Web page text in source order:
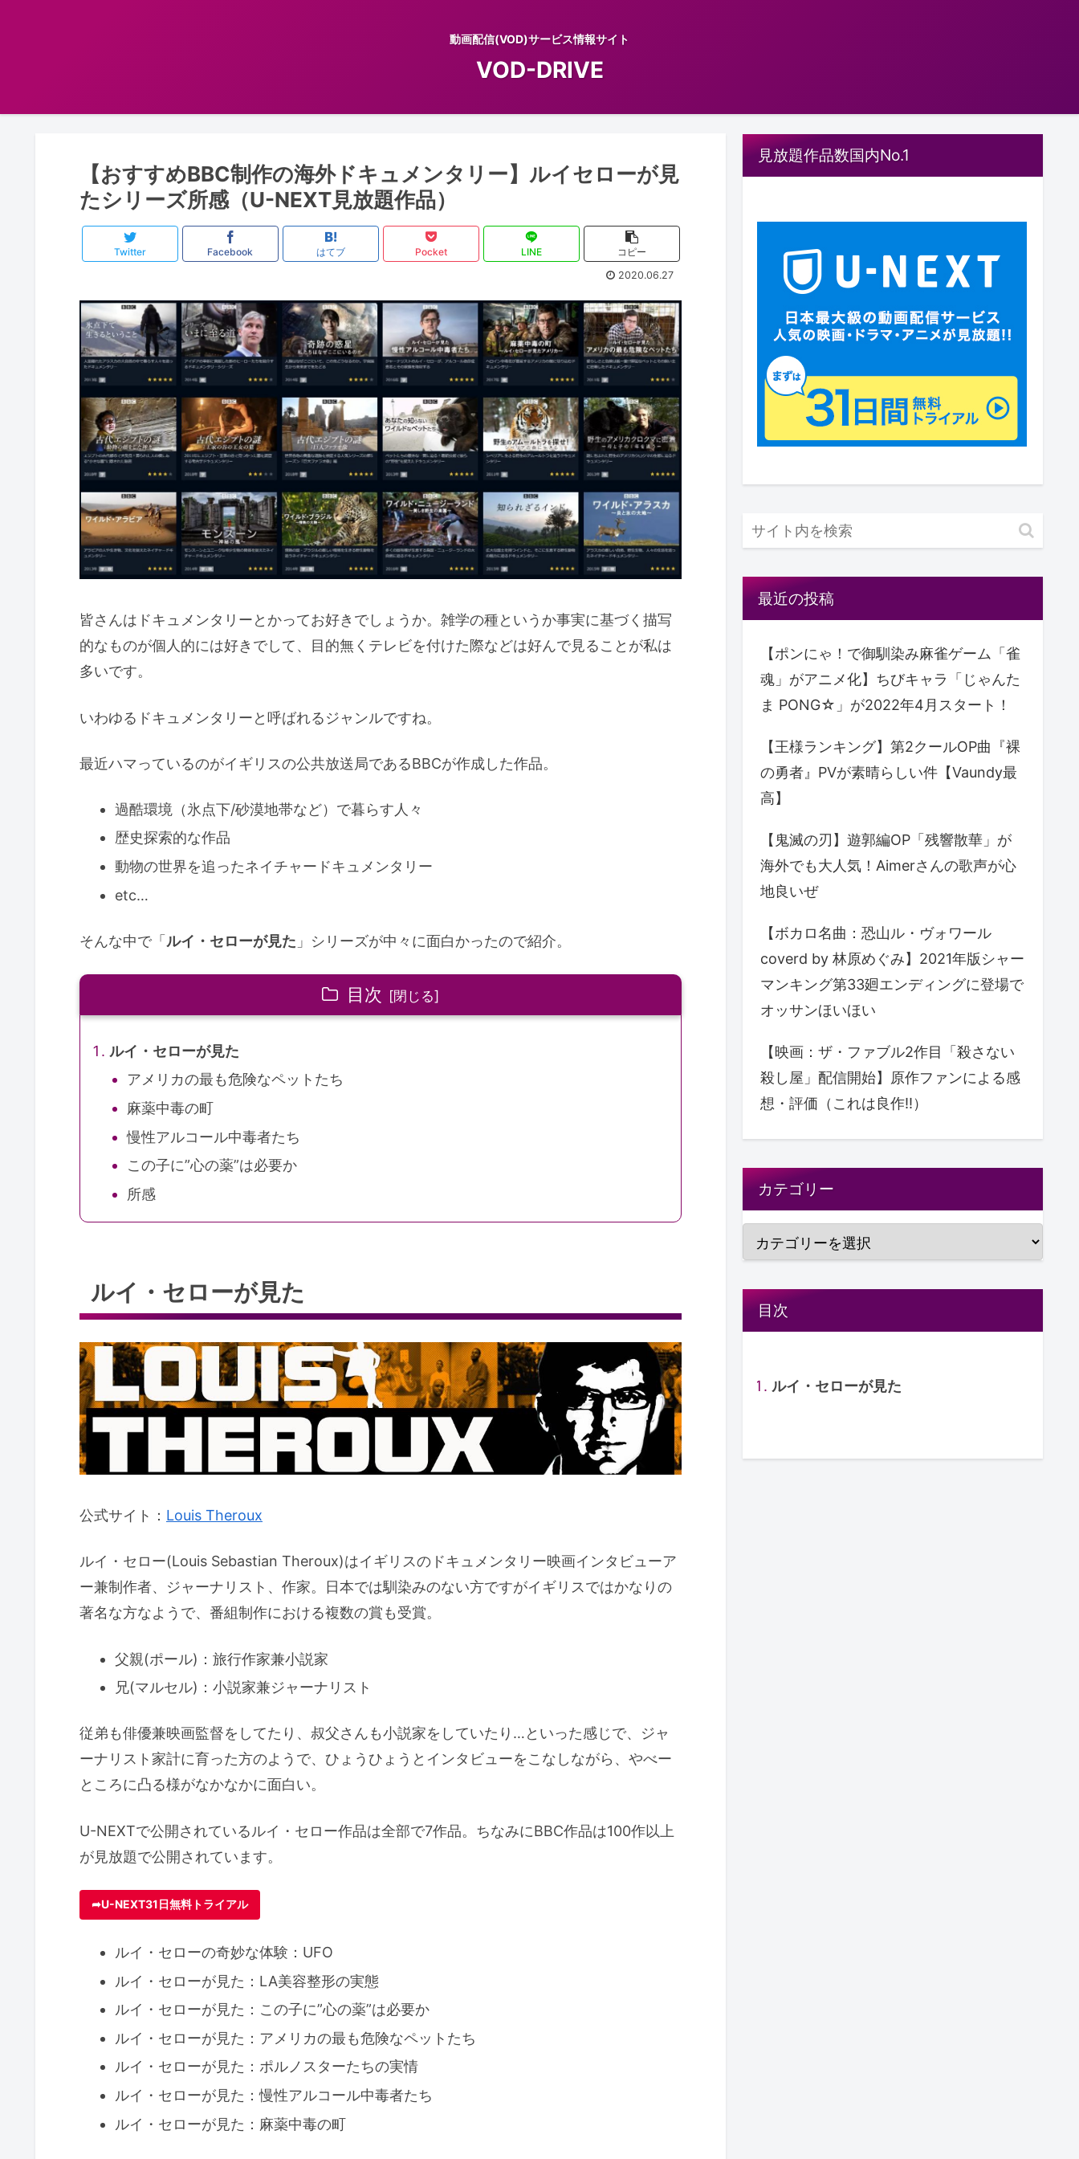
動画配信(VOD)サービス情報サイト
VOD-DRIVE
【おすすめBBC制作の海外ドキュメンタリー】ルイセローが見
たシリーズ所感（U-NEXT見放題作品）
Twitter Facebook はてブ Pocket LINE
コピー
2020.06.27
皆さんはドキュメンタリーとかってお好きでしょうか。雑学の種というか事実に基づく描写
的なものが個人的には好きでして、目的無くテレビを付けた際などは好んで見ることが私は
多いです。
いわゆるドキュメンタリーと呼ばれるジャンルですね。
最近ハマっているのがイギリスの公共放送局であるBBCが作成した作品。
過酷環境（氷点下/砂漠地帯など）で暮らす人々
歴史探索的な作品
動物の世界を追ったネイチャードキュメンタリー
etc…
そんな中で「ルイ・セローが見た 」シリーズが中々に面白かったので紹介。
目次
ルイ・セローが見た
アメリカの最も危険なペットたち
麻薬中毒の町
慢性アルコール中毒者たち
この子に”心の薬”は必要か
所感
ルイ・セローが見た
公式サイト： Louis Theroux
ルイ・セロー(Louis Sebastian Theroux)はイギリスのドキュメンタリー映画インタビューア
ー兼制作者、ジャーナリスト、作家。日本では馴染みのない方ですがイギリスではかなりの
著名な方なようで、番組制作における複数の賞も受賞。
父親(ポール)：旅行作家兼小説家
兄(マルセル)：小説家兼ジャーナリスト
従弟も俳優兼映画監督をしてたり、叔父さんも小説家をしていたり…といった感じで、ジャ
ーナリスト家計に育った方のようで、ひょうひょうとインタビューをこなしながら、やべー
ところに凸る様がなかなかに面白い。
U-NEXTで公開されているルイ・セロー作品は全部で7作品。ちなみにBBC作品は100作以上
が見放題で公開されています。
➦U-NEXT31日無料トライアル
ルイ・セローの奇妙な体験：UFO
ルイ・セローが見た：LA美容整形の実態
ルイ・セローが見た：この子に”心の薬”は必要か
ルイ・セローが見た：アメリカの最も危険なペットたち
ルイ・セローが見た：ポルノスターたちの実情
ルイ・セローが見た：慢性アルコール中毒者たち
ルイ・セローが見た：麻薬中毒の町
見放題作品数国内No.1
最近の投稿
【ポンにゃ！で御馴染み麻雀ゲーム「雀
魂」がアニメ化】ちびキャラ「じゃんた
ま PONG☆」が2022年4月スタート！
【王様ランキング】第2クールOP曲『裸
の勇者』PVが素晴らしい件【Vaundy最
高】
【鬼滅の刃】遊郭編OP「残響散華」が
海外でも大人気！Aimerさんの歌声が心
地良いぜ
【ボカロ名曲：恐山ル・ヴォワール
coverd by 林原めぐみ】2021年版シャー
マンキング第33廻エンディングに登場で
オッサンほいほい
【映画：ザ・ファブル2作目「殺さない
殺し屋」配信開始】原作ファンによる感
想・評価（これは良作!!）
カテゴリー
目次
ルイ・セローが見た